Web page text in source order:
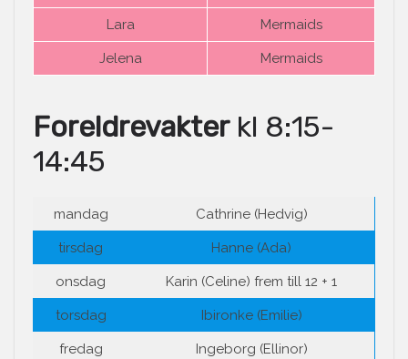
Lara Mermaids
Jelena Mermaids
Foreldrevakterkl 8:15-
14:45
mandag Cathrine (Hedvig)
tirsdag Hanne (Ada)
onsdag Karin (Celine) frem till 12 + 1
torsdag Ibironke (Emilie)
fredag Ingeborg (Ellinor)